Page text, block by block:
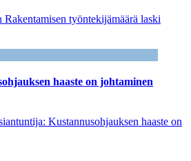
työntekijämäärä laski
haaste on johtaminen
Kustannusohjauksen haaste on